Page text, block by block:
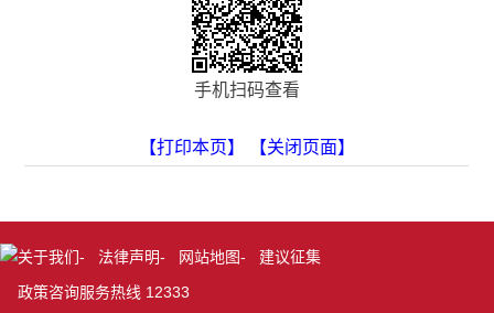
手机扫码查看
【打印本页】 【关闭页面】
关于我们- 法律声明- 网站地图- 建议征集
政策咨询服务热线 12333